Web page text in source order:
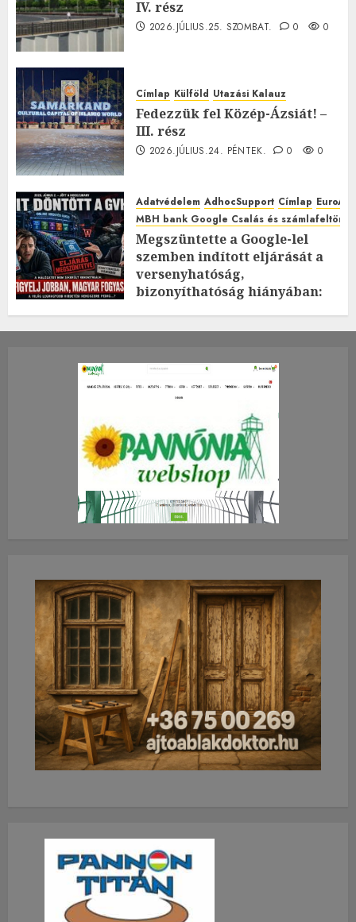
IV. rész
2026.JÚLIUS.25. SZOMBAT. 0 0
Címlap Külföld Utazási Kalauz
Fedezzük fel Közép-Ázsiát! –
III. rész
2026.JÚLIUS.24. PÉNTEK. 0 0
Adatvédelem AdhocSupport Címlap
MBH bank Google Csalás és
Megszüntette a Google-lel
szemben indított eljárását a
versenyhatóság,
bizonyíthatóság hiányában:
2026.JÚLIUS.23. CSÜTÖRTÖK.
0